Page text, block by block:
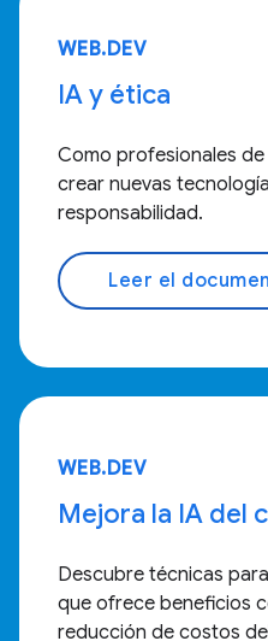
WEB.DEV
IA y ética
Como profesionales
crear nuevas
responsabilidad.
Leer el
WEB.DEV
Mejora la IA del
Descubre técnicas
que ofrece beneficios
reducción de costos